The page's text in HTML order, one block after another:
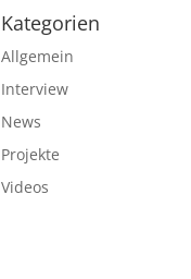
Kategorien
Allgemein
Interview
News
Projekte
Videos